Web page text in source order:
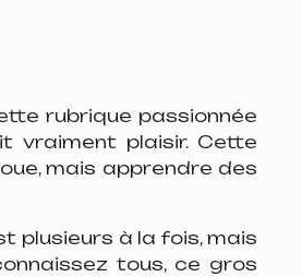
rubrique passionnée
vraiment plaisir. Cette
mais apprendre des
plusieurs à la fois, mais
tous, ce gros